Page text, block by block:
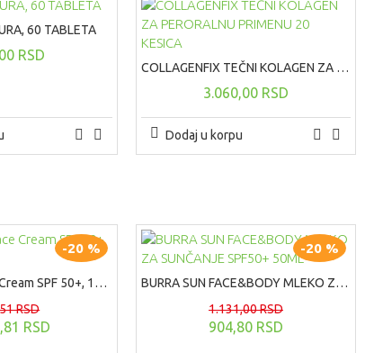
60 TABLETA
RSD
COLLAGENFIX TEČNI KOLAGEN ZA PERORALNU PRIMENU 20 KESICA
3.060,00 RSD
Dodaj u korpu
-20 %
BURRA SUN Face Cream SPF 50+, 100ml
RSD
RSD
-20 %
BURRA SUN FACE&BODY MLEKO ZA SUNČANJE SPF50+ 50ML
904,80 RSD
1.131,00 RSD